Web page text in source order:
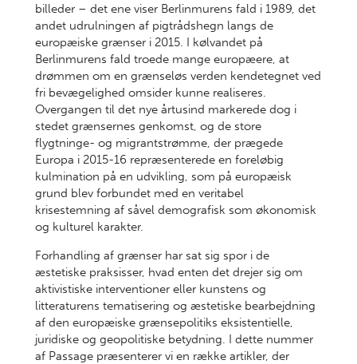
billeder – det ene viser Berlinmurens fald i 1989, det
andet udrulningen af pigtrådshegn langs de
europæiske grænser i 2015. I kølvandet på
Berlinmurens fald troede mange europæere, at
drømmen om en grænseløs verden kendetegnet ved
fri bevægelighed omsider kunne realiseres.
Overgangen til det nye årtusind markerede dog i
stedet grænsernes genkomst, og de store
flygtninge- og migrantstrømme, der prægede
Europa i 2015-16 repræsenterede en foreløbig
kulmination på en udvikling, som på europæisk
grund blev forbundet med en veritabel
krisestemning af såvel demografisk som økonomisk
og kulturel karakter.
Forhandling af grænser har sat sig spor i de
æstetiske praksisser, hvad enten det drejer sig om
aktivistiske interventioner eller kunstens og
litteraturens tematisering og æstetiske bearbejdning
af den europæiske grænsepolitiks eksistentielle,
juridiske og geopolitiske betydning. I dette nummer
af Passage præsenterer vi en række artikler, der